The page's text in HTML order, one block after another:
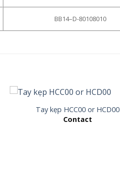
BB14–D-80108010
Tay kẹp HCC00 or HCD00
Contact